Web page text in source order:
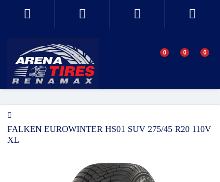
0 0 0
FALKEN EUROWINTER HS01 SUV 275/45 R20 110V
XL